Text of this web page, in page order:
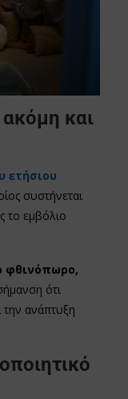
και
ετήσιου
συστήνεται
το εμβόλιο
φθινόπωρο,
ότι
ανάπτυξη